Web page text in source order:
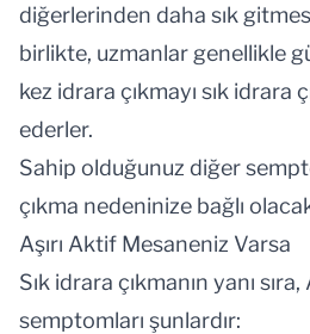
diğerlerinden daha sık
birlikte, uzmanlar genellikle
kez idrara çıkmayı sık idrara
ederler.
Sahip olduğunuz diğer
çıkma nedeninize bağlı
Aşırı Aktif Mesaneniz Varsa
Sık idrara çıkmanın yanı
semptomları şunlardır: